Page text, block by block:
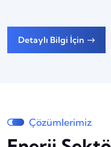
Detaylı Bilgi İçin
Çözümlerimiz